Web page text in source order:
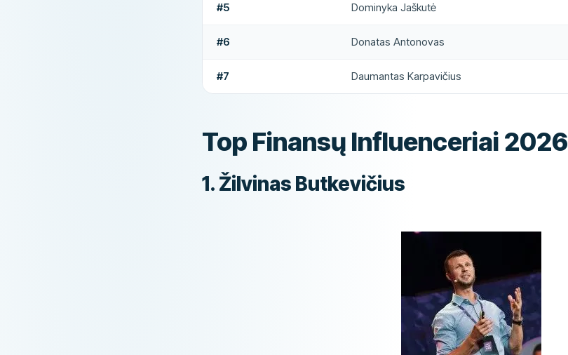
#5 Dominyka Jaškutė
#6 Donatas Antonovas
#7 Daumantas Karpavičius
Top Finansų Influenceriai 2026
​1. Žilvinas Butkevičius